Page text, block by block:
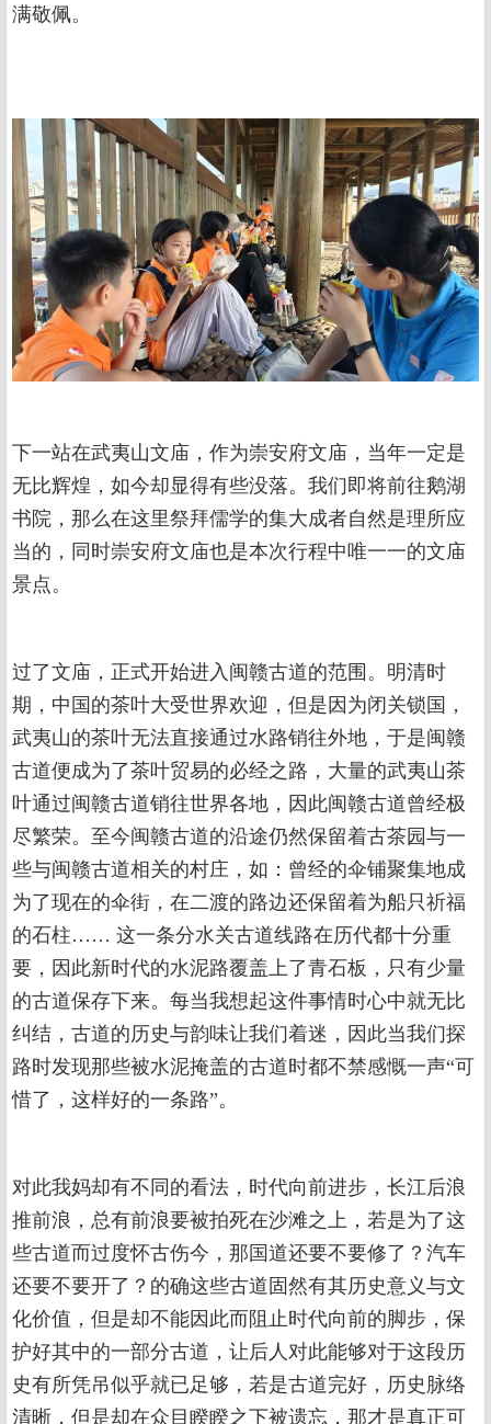
满敬佩。
下一站在武夷山文庙，作为崇安府文庙，当年一定是
无比辉煌，如今却显得有些没落。我们即将前往鹅湖
书院，那么在这里祭拜儒学的集大成者自然是理所应
当的，同时崇安府文庙也是本次行程中唯一一的文庙
景点。
过了文庙，正式开始进入闽赣古道的范围。明清时
期，中国的茶叶大受世界欢迎，但是因为闭关锁国，
武夷山的茶叶无法直接通过水路销往外地，于是闽赣
古道便成为了茶叶贸易的必经之路，大量的武夷山茶
叶通过闽赣古道销往世界各地，因此闽赣古道曾经极
尽繁荣。至今闽赣古道的沿途仍然保留着古茶园与一
些与闽赣古道相关的村庄，如：曾经的伞铺聚集地成
为了现在的伞街，在二渡的路边还保留着为船只祈福
的石柱…… 这一条分水关古道线路在历代都十分重
要，因此新时代的水泥路覆盖上了青石板，只有少量
的古道保存下来。每当我想起这件事情时心中就无比
纠结，古道的历史与韵味让我们着迷，因此当我们探
路时发现那些被水泥掩盖的古道时都不禁感慨一声“可
惜了，这样好的一条路”。
对此我妈却有不同的看法，时代向前进步，长江后浪
推前浪，总有前浪要被拍死在沙滩之上，若是为了这
些古道而过度怀古伤今，那国道还要不要修了？汽车
还要不要开了？的确这些古道固然有其历史意义与文
化价值，但是却不能因此而阻止时代向前的脚步，保
护好其中的一部分古道，让后人对此能够对于这段历
史有所凭吊似乎就已足够，若是古道完好，历史脉络
清晰，但是却在众目睽睽之下被遗忘，那才是真正可